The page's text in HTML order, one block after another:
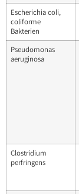
Escherichia coli,
coliforme
Bakterien
Pseudomonas
aeruginosa
Clostridium
perfringens